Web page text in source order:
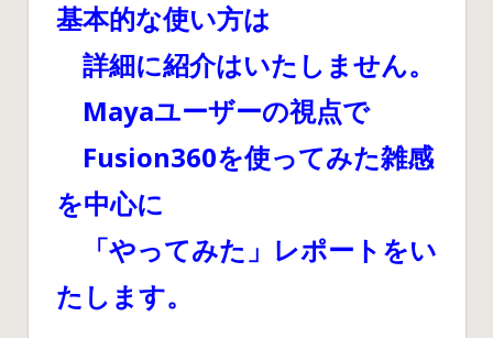
基本的な使い方は
詳細に紹介はいたしません。
Mayaユーザーの視点で
Fusion360を使ってみた雑感
を中心に
「やってみた」レポートをい
たします。